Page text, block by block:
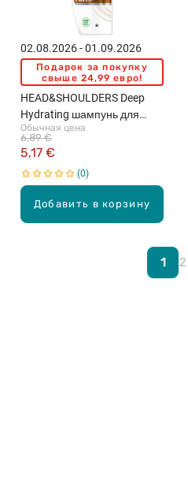
Добавить в корзину
02.08.2026 - 01.09.2026
Подарок за покупку
свыше 24,99 евро!
HEAD&SHOULDERS Deep
Hydrating шампунь для
волос, 250мл
Обычная цена
5,17 €
6,89 €
0
1 2